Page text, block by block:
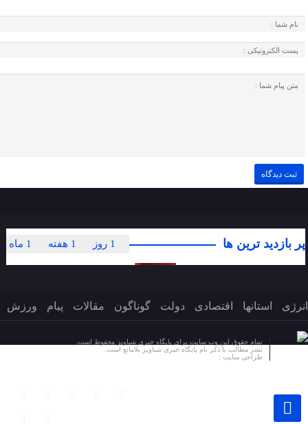
پر بازدید ترین ها 1 ماه 1 هفته 1 روز
انرژی استانها اقتصادی دولت گوناگون مقالات پیام ورزش
تمام حقوق این وب سایت برای پایگاه خبری شباویز محفوظ است.
نشر مطالب با ذکر نام پایگاه خبری شباویز بلامانع است.
طراحی سایت :